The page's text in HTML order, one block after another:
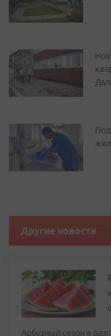
Другие новости
Арбузный сезон в